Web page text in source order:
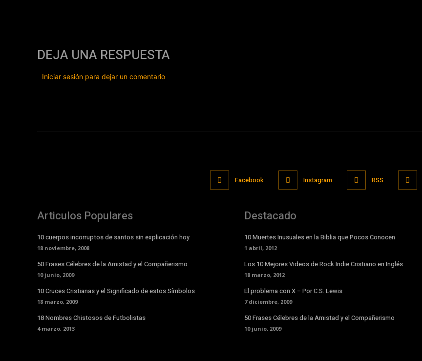
DEJA UNA RESPUESTA
Iniciar sesión para dejar un comentario
Facebook Instagram RSS
Articulos Populares
10 cuerpos incorruptos de santos sin explicación hoy
18 noviembre, 2008
50 Frases Célebres de la Amistad y el Compañerismo
10 junio, 2009
10 Cruces Cristianas y el Significado de estos Símbolos
18 marzo, 2009
18 Nombres Chistosos de Futbolistas
4 marzo, 2013
Destacado
10 Muertes Inusuales en la Biblia que Pocos Conocen
1 abril, 2012
Los 10 Mejores Videos de Rock Indie Cristiano en Inglés
18 marzo, 2012
El problema con X – Por C.S. Lewis
7 diciembre, 2009
50 Frases Célebres de la Amistad y el Compañerismo
10 junio, 2009